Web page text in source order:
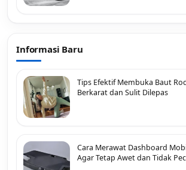
Informasi Baru
Tips Efektif Membuka Baut
Berkarat dan Sulit Dilepas
Cara Merawat Dashboard
Agar Tetap Awet dan Tidak